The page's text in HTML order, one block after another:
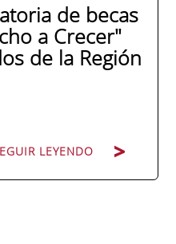
de becas
a Crecer"
de la Región
LEYENDO